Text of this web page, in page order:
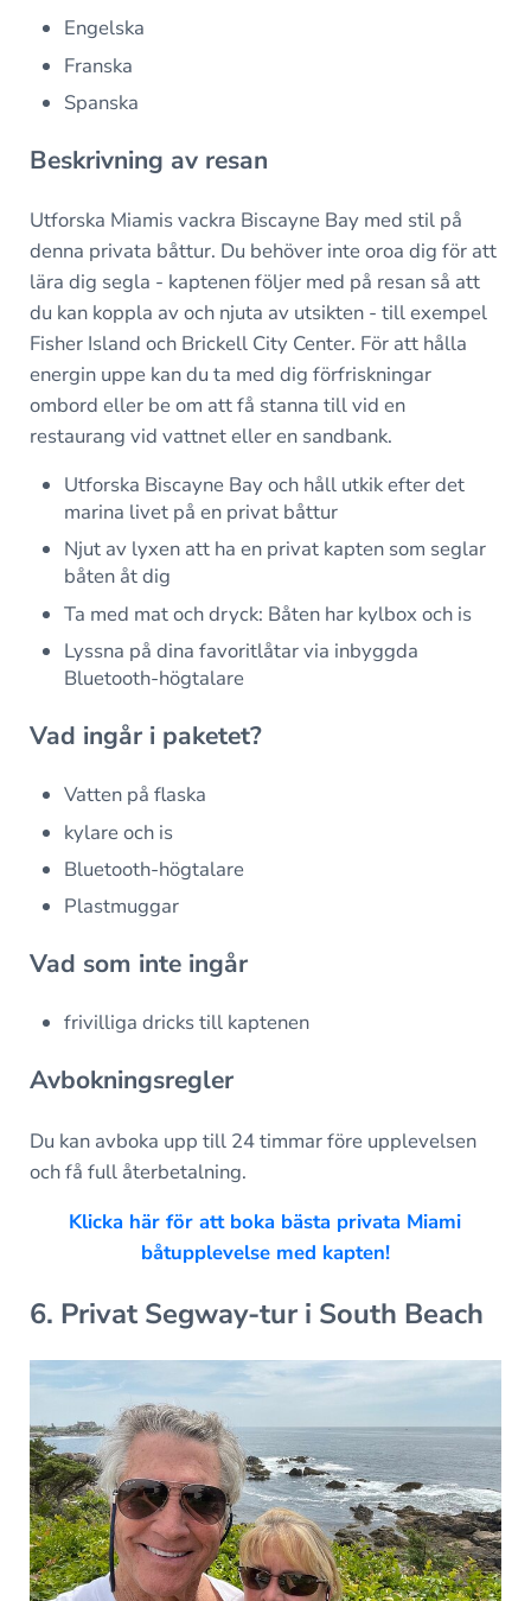
Engelska
Franska
Spanska
Beskrivning av resan
Utforska Miamis vackra Biscayne Bay med stil på
denna privata båttur. Du behöver inte oroa dig för att
lära dig segla - kaptenen följer med på resan så att
du kan koppla av och njuta av utsikten - till exempel
Fisher Island och Brickell City Center. För att hålla
energin uppe kan du ta med dig förfriskningar
ombord eller be om att få stanna till vid en
restaurang vid vattnet eller en sandbank.
Utforska Biscayne Bay och håll utkik efter det
marina livet på en privat båttur
Njut av lyxen att ha en privat kapten som seglar
båten åt dig
Ta med mat och dryck: Båten har kylbox och is
Lyssna på dina favoritlåtar via inbyggda
Bluetooth-högtalare
Vad ingår i paketet?
Vatten på flaska
kylare och is
Bluetooth-högtalare
Plastmuggar
Vad som inte ingår
frivilliga dricks till kaptenen
Avbokningsregler
Du kan avboka upp till 24 timmar före upplevelsen
och få full återbetalning.
Klicka här för att boka bästa privata Miami
båtupplevelse med kapten!
6. Privat Segway-tur i South Beach